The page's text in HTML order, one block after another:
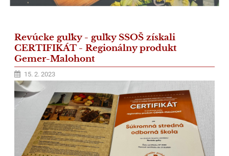
Revúcke guľky - guľky SSOŠ získali
CERTIFIKÁT - Regionálny produkt
Gemer-Malohont
15. 2. 2023